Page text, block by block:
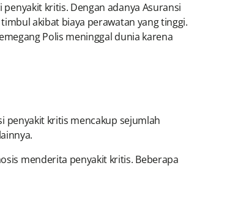
kritis. Dengan adanya Asuransi
akibat biaya perawatan yang tinggi.
Polis meninggal dunia karena
penyakit kritis mencakup sejumlah
menderita penyakit kritis. Beberapa